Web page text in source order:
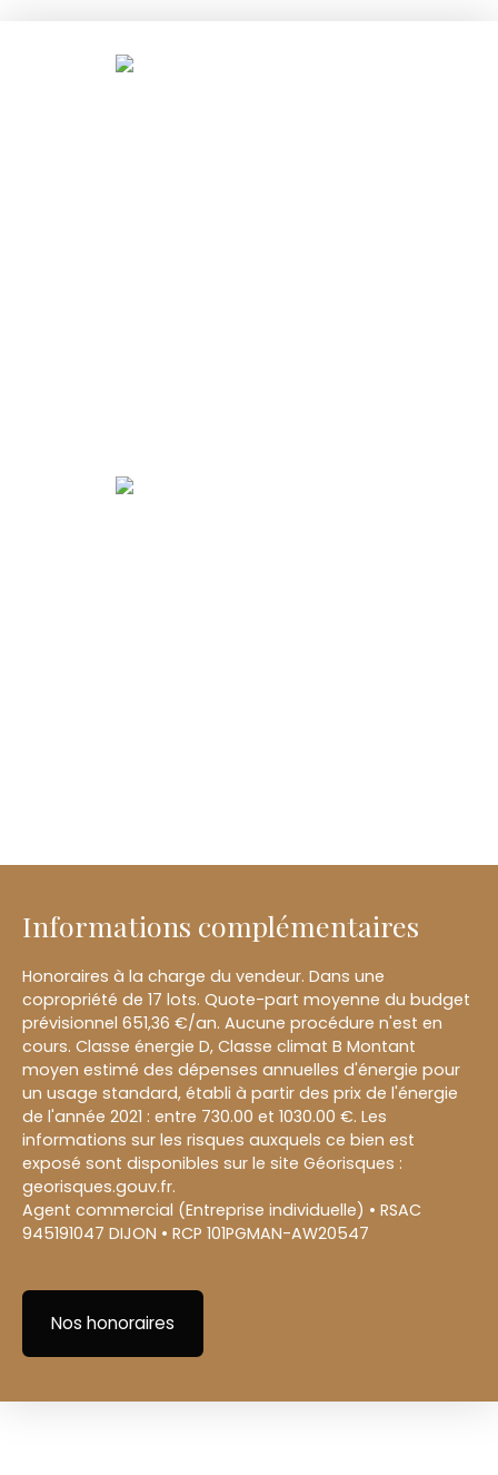
Informations complémentaires
Honoraires à la charge du vendeur. Dans une
copropriété de 17 lots. Quote-part moyenne du budget
prévisionnel 651,36 €/an. Aucune procédure n'est en
cours. Classe énergie D, Classe climat B Montant
moyen estimé des dépenses annuelles d'énergie pour
un usage standard, établi à partir des prix de l'énergie
de l'année 2021 : entre 730.00 et 1030.00 €. Les
informations sur les risques auxquels ce bien est
exposé sont disponibles sur le site Géorisques :
georisques.gouv.fr.
Agent commercial (Entreprise individuelle) • RSAC
945191047 DIJON • RCP 101PGMAN-AW20547
Nos honoraires